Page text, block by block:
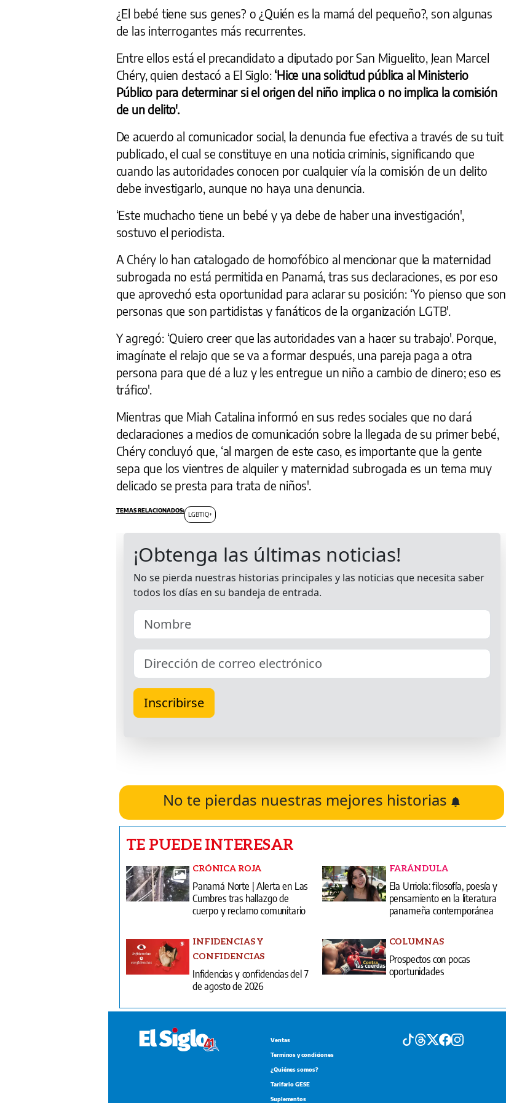
¿El bebé tiene sus genes? o ¿Quién es la mamá del pequeño?, son algunas
de las interrogantes más recurrentes.
Entre ellos está el precandidato a diputado por San Miguelito, Jean Marcel
Chéry, quien destacó a El Siglo: ‘Hice una solicitud pública al Ministerio
Público para determinar si el origen del niño implica o no implica la comisión
de un delito'.
De acuerdo al comunicador social, la denuncia fue efectiva a través de su tuit
publicado, el cual se constituye en una noticia criminis, significando que
cuando las autoridades conocen por cualquier vía la comisión de un delito
debe investigarlo, aunque no haya una denuncia.
‘Este muchacho tiene un bebé y ya debe de haber una investigación',
sostuvo el periodista.
A Chéry lo han catalogado de homofóbico al mencionar que la maternidad
subrogada no está permitida en Panamá, tras sus declaraciones, es por eso
que aprovechó esta oportunidad para aclarar su posición: ‘Yo pienso que son
personas que son partidistas y fanáticos de la organización LGTB'.
Y agregó: ‘Quiero creer que las autoridades van a hacer su trabajo'. Porque,
imagínate el relajo que se va a formar después, una pareja paga a otra
persona para que dé a luz y les entregue un niño a cambio de dinero; eso es
tráfico'.
Mientras que Miah Catalina informó en sus redes sociales que no dará
declaraciones a medios de comunicación sobre la llegada de su primer bebé,
Chéry concluyó que, ‘al margen de este caso, es importante que la gente
sepa que los vientres de alquiler y maternidad subrogada es un tema muy
delicado se presta para trata de niños'.
LGBTIQ+
No te pierdas nuestras mejores historias
TE PUEDE INTERESAR
CRÓNICA ROJA
Panamá Norte | Alerta en Las
Cumbres tras hallazgo de
cuerpo y reclamo comunitario
FARÁNDULA
Ela Urriola: filosofía, poesía y
pensamiento en la literatura
panameña contemporánea
INFIDENCIAS Y
CONFIDENCIAS
Infidencias y confidencias del 7
de agosto de 2026
COLUMNAS
Prospectos con pocas
oportunidades
Ventas
Terminos y condiciones
¿Quiénes somos?
Tarifario GESE
Suplementos